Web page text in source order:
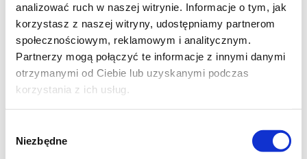
analizować ruch w naszej witrynie. Informacje o tym, jak
korzystasz z naszej witryny, udostępniamy partnerom
społecznościowym, reklamowym i analitycznym.
Partnerzy mogą połączyć te informacje z innymi danymi
otrzymanymi od Ciebie lub uzyskanymi podczas
korzystania z ich usług.
zgody
Niezbędne